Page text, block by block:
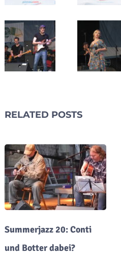
RELATED POSTS
Summerjazz 20: Conti
und Botter dabei?